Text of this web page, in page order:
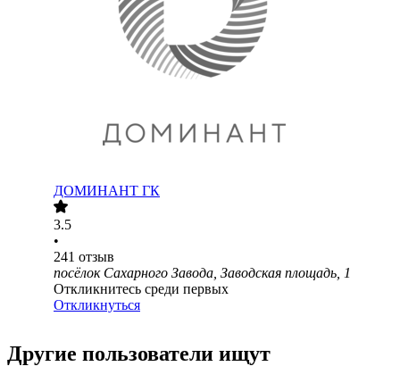
ДОМИНАНТ ГК
3.5
•
241 отзыв
посёлок Сахарного Завода, Заводская площадь, 1
Откликнитесь среди первых
Откликнуться
Другие пользователи ищут